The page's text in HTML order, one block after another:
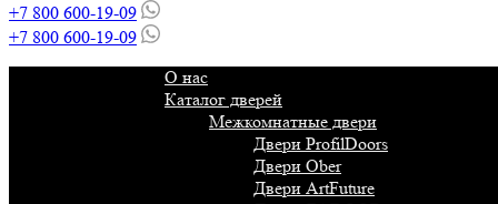
+7 800 600-19-09
+7 800 600-19-09
О нас
Каталог дверей
Межкомнатные двери
Двери ProfilDoors
Двери Ober
Двери ArtFuture